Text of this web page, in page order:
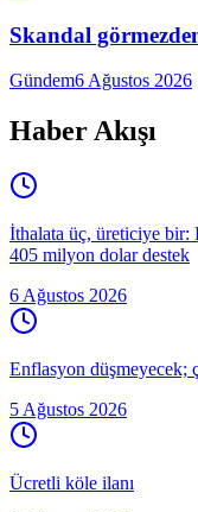
Skandal
Gündem6 Ağustos 2026
Haber Akışı
İthalata üç, üreticiye bir:
405 milyon dolar destek
6 Ağustos 2026
Enflasyon
5 Ağustos 2026
Ücretli köle ilanı